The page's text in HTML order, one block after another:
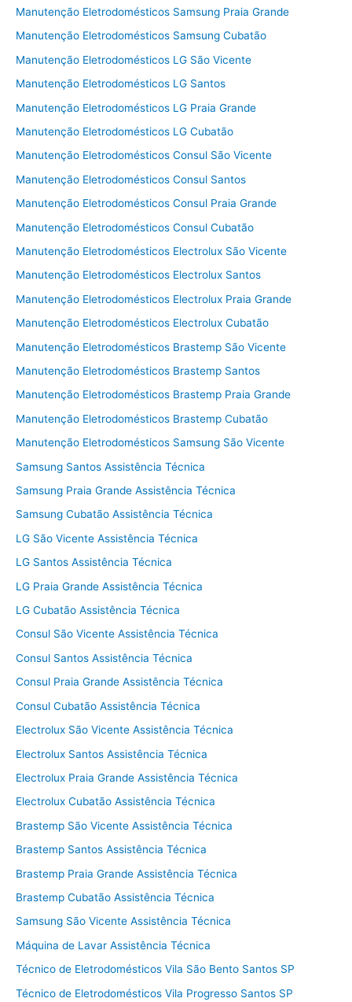
Manutenção Eletrodomésticos Samsung Praia Grande
Manutenção Eletrodomésticos Samsung Cubatão
Manutenção Eletrodomésticos LG São Vicente
Manutenção Eletrodomésticos LG Santos
Manutenção Eletrodomésticos LG Praia Grande
Manutenção Eletrodomésticos LG Cubatão
Manutenção Eletrodomésticos Consul São Vicente
Manutenção Eletrodomésticos Consul Santos
Manutenção Eletrodomésticos Consul Praia Grande
Manutenção Eletrodomésticos Consul Cubatão
Manutenção Eletrodomésticos Electrolux São Vicente
Manutenção Eletrodomésticos Electrolux Santos
Manutenção Eletrodomésticos Electrolux Praia Grande
Manutenção Eletrodomésticos Electrolux Cubatão
Manutenção Eletrodomésticos Brastemp São Vicente
Manutenção Eletrodomésticos Brastemp Santos
Manutenção Eletrodomésticos Brastemp Praia Grande
Manutenção Eletrodomésticos Brastemp Cubatão
Manutenção Eletrodomésticos Samsung São Vicente
Samsung Santos Assistência Técnica
Samsung Praia Grande Assistência Técnica
Samsung Cubatão Assistência Técnica
LG São Vicente Assistência Técnica
LG Santos Assistência Técnica
LG Praia Grande Assistência Técnica
LG Cubatão Assistência Técnica
Consul São Vicente Assistência Técnica
Consul Santos Assistência Técnica
Consul Praia Grande Assistência Técnica
Consul Cubatão Assistência Técnica
Electrolux São Vicente Assistência Técnica
Electrolux Santos Assistência Técnica
Electrolux Praia Grande Assistência Técnica
Electrolux Cubatão Assistência Técnica
Brastemp São Vicente Assistência Técnica
Brastemp Santos Assistência Técnica
Brastemp Praia Grande Assistência Técnica
Brastemp Cubatão Assistência Técnica
Samsung São Vicente Assistência Técnica
Máquina de Lavar Assistência Técnica
Técnico de Eletrodomésticos Vila São Bento Santos SP
Técnico de Eletrodomésticos Vila Progresso Santos SP